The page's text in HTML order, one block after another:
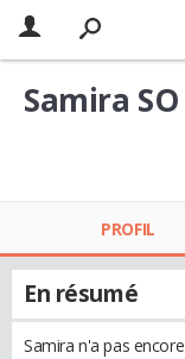
Samira SO
PROFIL
En résumé
Samira n'a pas